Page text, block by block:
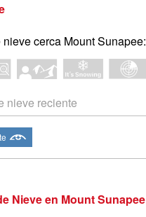
cerca Mount Sunapee:
nieve reciente
Nieve en Mount Sunapee